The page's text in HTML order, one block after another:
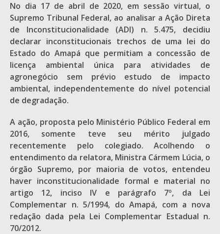
No dia 17 de abril de 2020, em sessão virtual, o
Supremo Tribunal Federal, ao analisar a Ação Direta
de Inconstitucionalidade (ADI) n. 5.475, decidiu
declarar inconstitucionais trechos de uma lei do
Estado do Amapá que permitiam a concessão de
licença ambiental única para atividades de
agronegócio sem prévio estudo de impacto
ambiental, independentemente do nível potencial
de degradação.
A ação, proposta pelo Ministério Público Federal em
2016, somente teve seu mérito julgado
recentemente pelo colegiado. Acolhendo o
entendimento da relatora, Ministra Cármem Lúcia, o
órgão Supremo, por maioria de votos, entendeu
haver inconstitucionalidade formal e material no
artigo 12, inciso IV e parágrafo 7º, da Lei
Complementar n. 5/1994, do Amapá, com a nova
redação dada pela Lei Complementar Estadual n.
70/2012.